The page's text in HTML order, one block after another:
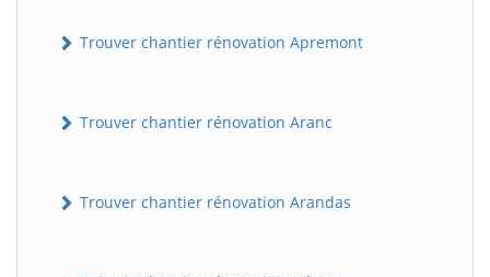
Trouver chantier rénovation Apremont
Trouver chantier rénovation Aranc
Trouver chantier rénovation Arandas